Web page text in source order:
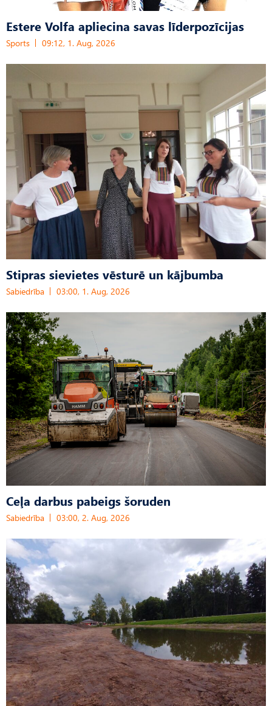
Estere Volfa apliecina savas līderpozīcijas
Sports 09:12, 1. Aug, 2026
Stipras sievietes vēsturē un kājbumba
Sabiedrība 03:00, 1. Aug, 2026
Ceļa darbus pabeigs šoruden
Sabiedrība 03:00, 2. Aug, 2026